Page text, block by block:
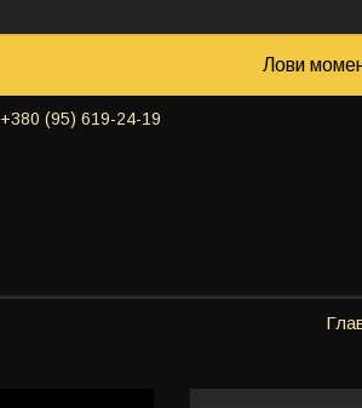
Лови
+380 (95) 619-24-19